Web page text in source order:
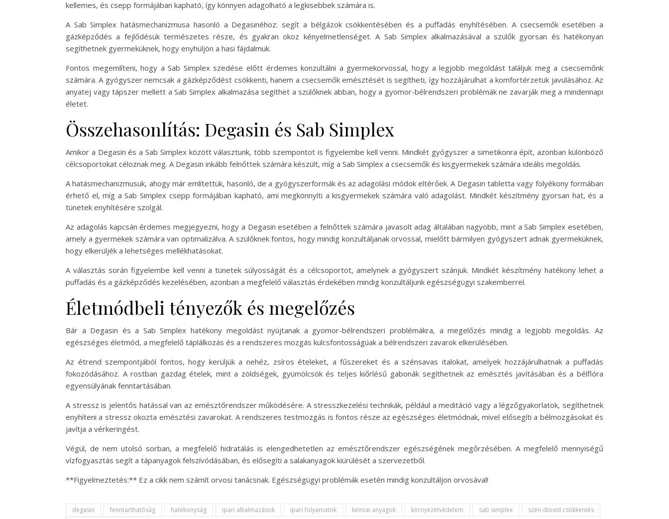
kellemes, és csepp formájában kapható, így könnyen adagolható a legkisebbek számára is.
A Sab Simplex hatásmechanizmusa hasonló a Degasinéhoz: segít a bélgázok csökkentésében és a puffadás enyhítésében. A csecsemők esetében a
gázképződés a fejlődésük természetes része, és gyakran okoz kényelmetlenséget. A Sab Simplex alkalmazásával a szülők gyorsan és hatékonyan
segíthetnek gyermeküknek, hogy enyhüljön a hasi fájdalmuk.
Fontos megemlíteni, hogy a Sab Simplex szedése előtt érdemes konzultálni a gyermekorvossal, hogy a legjobb megoldást találjuk meg a csecsemőnk
számára. A gyógyszer nemcsak a gázképződést csökkenti, hanem a csecsemők emésztését is segítheti, így hozzájárulhat a komfortérzetük javulásához. Az
anyatej vagy tápszer mellett a Sab Simplex alkalmazása segíthet a szülőknek abban, hogy a gyomor-bélrendszeri problémák ne zavarják meg a mindennapi
életet.
Összehasonlítás: Degasin és Sab Simplex
Amikor a Degasin és a Sab Simplex között választunk, több szempontot is figyelembe kell venni. Mindkét gyógyszer a simetikonra épít, azonban különböző
célcsoportokat céloznak meg. A Degasin inkább felnőttek számára készült, míg a Sab Simplex a csecsemők és kisgyermekek számára ideális megoldás.
A hatásmechanizmusuk, ahogy már említettük, hasonló, de a gyógyszerformák és az adagolási módok eltérőek. A Degasin tabletta vagy folyékony formában
érhető el, míg a Sab Simplex csepp formájában kapható, ami megkönnyíti a kisgyermekek számára való adagolást. Mindkét készítmény gyorsan hat, és a
tünetek enyhítésére szolgál.
Az adagolás kapcsán érdemes megjegyezni, hogy a Degasin esetében a felnőttek számára javasolt adag általában nagyobb, mint a Sab Simplex esetében,
amely a gyermekek számára van optimalizálva. A szülőknek fontos, hogy mindig konzultáljanak orvossal, mielőtt bármilyen gyógyszert adnak gyermeküknek,
hogy elkerüljék a lehetséges mellékhatásokat.
A választás során figyelembe kell venni a tünetek súlyosságát és a célcsoportot, amelynek a gyógyszert szánjuk. Mindkét készítmény hatékony lehet a
puffadás és a gázképződés kezelésében, azonban a megfelelő választás érdekében mindig konzultáljunk egészségügyi szakemberrel.
Életmódbeli tényezők és megelőzés
Bár a Degasin és a Sab Simplex hatékony megoldást nyújtanak a gyomor-bélrendszeri problémákra, a megelőzés mindig a legjobb megoldás. Az
egészséges életmód, a megfelelő táplálkozás és a rendszeres mozgás kulcsfontosságúak a bélrendszeri zavarok elkerülésében.
Az étrend szempontjából fontos, hogy kerüljük a nehéz, zsíros ételeket, a fűszereket és a szénsavas italokat, amelyek hozzájárulhatnak a puffadás
fokozódásához. A rostban gazdag ételek, mint a zöldségek, gyümölcsök és teljes kiőrlésű gabonák segíthetnek az emésztés javításában és a bélflóra
egyensúlyának fenntartásában.
A stressz is jelentős hatással van az emésztőrendszer működésére. A stresszkezelési technikák, például a meditáció vagy a légzőgyakorlatok, segíthetnek
enyhíteni a stressz okozta emésztési zavarokat. A rendszeres testmozgás is fontos része az egészséges életmódnak, mivel elősegíti a bélmozgásokat és
javítja a vérkeringést.
Végül, de nem utolsó sorban, a megfelelő hidratálás is elengedhetetlen az emésztőrendszer egészségének megőrzésében. A megfelelő mennyiségű
vízfogyasztás segít a tápanyagok felszívódásában, és elősegíti a salakanyagok kiürülését a szervezetből.
**Figyelmeztetés:** Ez a cikk nem számít orvosi tanácsnak. Egészségügyi problémák esetén mindig konzultáljon orvosával!
degasin fenntarthatóság hatékonyság ipari alkalmazások ipari folyamatok kémiai anyagok környezetvédelem sab simplex szén-dioxid csökkentés